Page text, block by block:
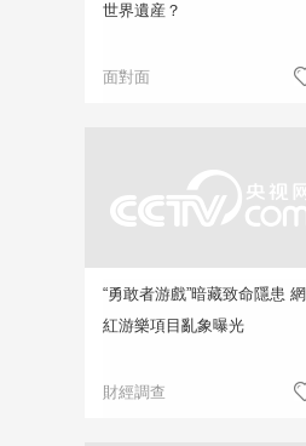
世界遺産？
面對面
“勇敢者游戲”暗藏致命隱患 網
紅游樂項目亂象曝光
財經調查